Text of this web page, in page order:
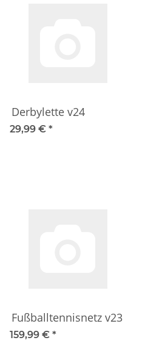
Derbylette v24
29,99 € *
Fußballtennisnetz v23
159,99 € *